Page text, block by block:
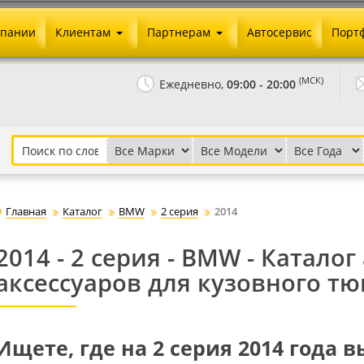
Ежедневно, 09:00 - 20:00 (МСК)
Клиентам
Как сделать заказ
Установка на авто
Письмо директору
Партнерам
Агентское вознаграждение
Скачать прайс
Автосервис
Главная Каталог BMW 2 серия 2014
- 2 серия - BMW -
для кузовного
где на 2 серия 2014 года